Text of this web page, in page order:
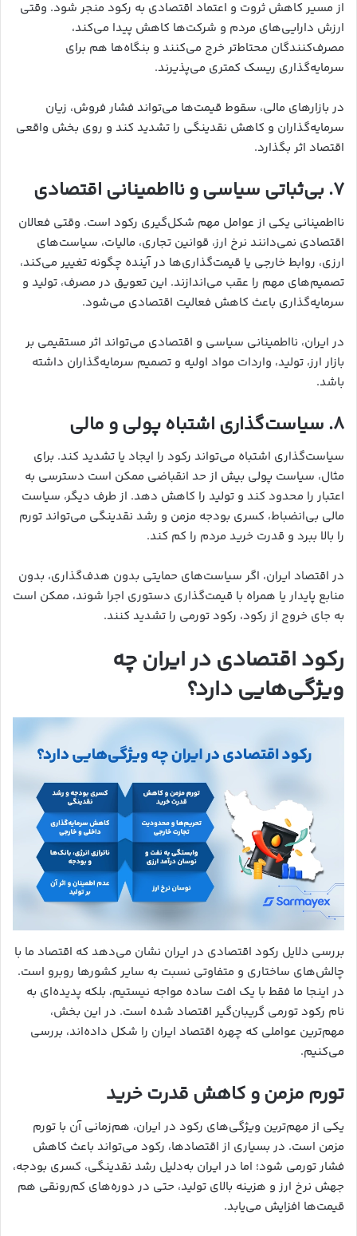
از مسیر کاهش ثروت و اعتماد اقتصادی به رکود منجر شود. وقتی
ارزش دارایی‌های مردم و شرکت‌ها کاهش پیدا می‌کند،
مصرف‌کنندگان محتاط‌تر خرج می‌کنند و بنگاه‌ها هم برای
سرمایه‌گذاری ریسک کمتری می‌پذیرند.
در بازارهای مالی، سقوط قیمت‌ها می‌تواند فشار فروش، زیان
سرمایه‌گذاران و کاهش نقدینگی را تشدید کند و روی بخش واقعی
اقتصاد اثر بگذارد.
۷. بی‌ثباتی سیاسی و نااطمینانی اقتصادی
نااطمینانی یکی از عوامل مهم شکل‌گیری رکود است. وقتی فعالان
اقتصادی نمی‌دانند نرخ ارز، قوانین تجاری، مالیات، سیاست‌های
ارزی، روابط خارجی یا قیمت‌گذاری‌ها در آینده چگونه تغییر می‌کند،
تصمیم‌های مهم را عقب می‌اندازند. این تعویق در مصرف، تولید و
سرمایه‌گذاری باعث کاهش فعالیت اقتصادی می‌شود.
در ایران، نااطمینانی سیاسی و اقتصادی می‌تواند اثر مستقیمی بر
بازار ارز، تولید، واردات مواد اولیه و تصمیم سرمایه‌گذاران داشته
باشد.
۸. سیاست‌گذاری اشتباه پولی و مالی
سیاست‌گذاری اشتباه می‌تواند رکود را ایجاد یا تشدید کند. برای
مثال، سیاست پولی بیش از حد انقباضی ممکن است دسترسی به
اعتبار را محدود کند و تولید را کاهش دهد. از طرف دیگر، سیاست
مالی بی‌انضباط، کسری بودجه مزمن و رشد نقدینگی می‌تواند تورم
را بالا ببرد و قدرت خرید مردم را کم کند.
در اقتصاد ایران، اگر سیاست‌های حمایتی بدون هدف‌گذاری، بدون
منابع پایدار یا همراه با قیمت‌گذاری دستوری اجرا شوند، ممکن است
به جای خروج از رکود، رکود تورمی را تشدید کنند.
رکود اقتصادی در ایران چه
ویژگی‌هایی دارد؟
بررسی دلایل رکود اقتصادی در ایران نشان می‌دهد که اقتصاد ما با
چالش‌های ساختاری و متفاوتی نسبت به سایر کشورها روبرو است.
در اینجا ما فقط با یک افت ساده مواجه نیستیم، بلکه پدیده‌ای به
نام رکود تورمی گریبان‌گیر اقتصاد شده است. در این بخش،
مهم‌ترین عواملی که چهره اقتصاد ایران را شکل داده‌اند، بررسی
می‌کنیم.
تورم مزمن و کاهش قدرت خرید
یکی از مهم‌ترین ویژگی‌های رکود در ایران، هم‌زمانی آن با تورم
مزمن است. در بسیاری از اقتصادها، رکود می‌تواند باعث کاهش
فشار تورمی شود؛ اما در ایران به‌دلیل رشد نقدینگی، کسری بودجه،
جهش نرخ ارز و هزینه بالای تولید، حتی در دوره‌های کم‌رونقی هم
قیمت‌ها افزایش می‌یابد.